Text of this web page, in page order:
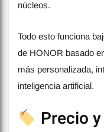
núcleos.
Todo esto funciona
de HONOR basado
más personalizada,
inteligencia artificial.
Precio